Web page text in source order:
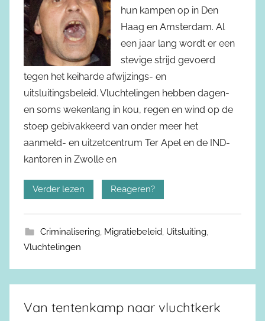
hun kampen op in Den
Haag en Amsterdam. Al
een jaar lang wordt er een
stevige strijd gevoerd
tegen het keiharde afwijzings- en
uitsluitingsbeleid. Vluchtelingen hebben dagen-
en soms wekenlang in kou, regen en wind op de
stoep gebivakkeerd van onder meer het
aanmeld- en uitzetcentrum Ter Apel en de IND-
kantoren in Zwolle en
Verder lezen Reageren?
Criminalisering, Migratiebeleid, Uitsluiting,
Vluchtelingen
Van tentenkamp naar vluchtkerk